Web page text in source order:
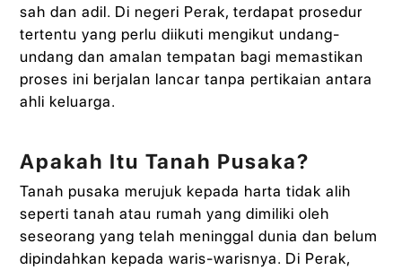
sah dan adil. Di negeri Perak, terdapat prosedur
tertentu yang perlu diikuti mengikut undang-
undang dan amalan tempatan bagi memastikan
proses ini berjalan lancar tanpa pertikaian antara
ahli keluarga.
Apakah Itu Tanah Pusaka?
Tanah pusaka merujuk kepada harta tidak alih
seperti tanah atau rumah yang dimiliki oleh
seseorang yang telah meninggal dunia dan belum
dipindahkan kepada waris-warisnya. Di Perak,